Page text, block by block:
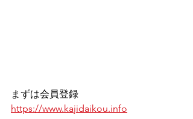
まずは会員登録
https://www.kajidaikou.info